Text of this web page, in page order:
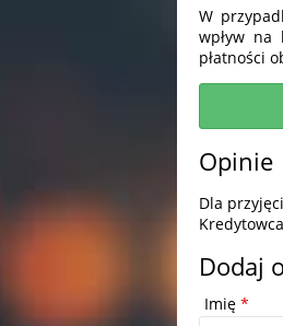
W
wpływ na
płatności
Opinie
Dla
Dodaj
Imię *